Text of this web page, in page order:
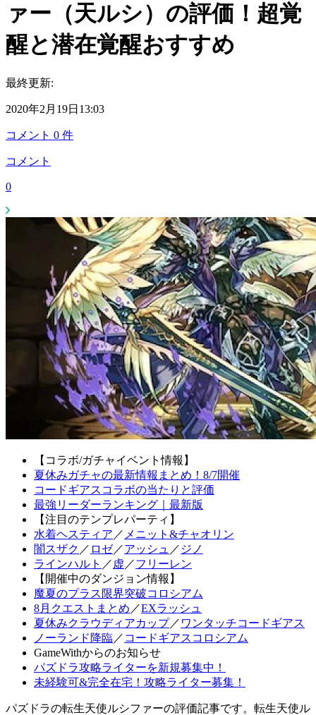
ァー（天ルシ）の評価！超覚
醒と潜在覚醒おすすめ
最終更新:
2020年2月19日13:03
コメント 0 件
コメント
0
【コラボ/ガチャイベント情報】
夏休みガチャの最新情報まとめ！8/7開催
コードギアスコラボの当たりと評価
最強リーダーランキング｜最新版
【注目のテンプレパーティ】
水着ヘスティア ／ メニット&チャオリン
闇スザク ／ ロゼ／アッシュ ／ ジノ
ラインハルト ／ 虚 ／フリーレン
【開催中のダンジョン情報】
魔夏のプラス限界突破コロシアム
8月クエストまとめ ／EXラッシュ
夏休みクラウディアカップ／ ワンタッチコードギアス
ノーランド降臨／ コードギアスコロシアム
GameWithからのお知らせ
パズドラ攻略ライターを新規募集中！
未経験可&完全在宅！攻略ライター募集！
パズドラの転生天使ルシファーの評価記事です。転生天使ル